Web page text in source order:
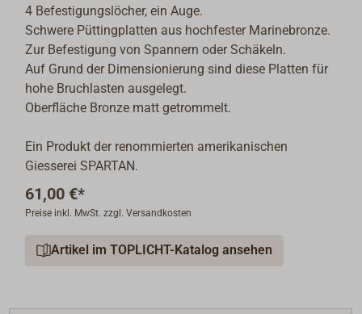
4 Befestigungslöcher, ein Auge.
Schwere Püttingplatten aus hochfester Marinebronze.
Zur Befestigung von Spannern oder Schäkeln.
Auf Grund der Dimensionierung sind diese Platten für
hohe Bruchlasten ausgelegt.
Oberfläche Bronze matt getrommelt.
Ein Produkt der renommierten amerikanischen
Giesserei SPARTAN.
61,00 €*
Preise inkl. MwSt. zzgl. Versandkosten
Artikel im TOPLICHT-Katalog ansehen